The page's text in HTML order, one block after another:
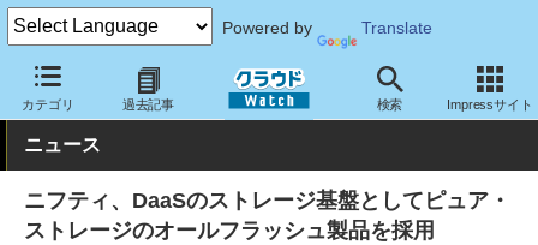
Powered by Translate
カテゴリ 過去記事 検索 Impressサイト
クラウド Watch トピック 導入事例 その他
ニュース
ニフティ、DaaSのストレージ基盤としてピュア・
ストレージのオールフラッシュ製品を採用